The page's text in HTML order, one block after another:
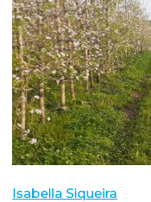
Isabella Siqueira